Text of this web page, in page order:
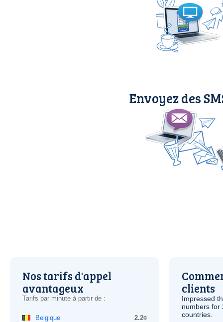
Envoyez des
Nos tarifs d'appel
avantageux
Tarifs par minute à partir de :
Belgique
2.2¢
clients
Impressed
numbers for
countries.